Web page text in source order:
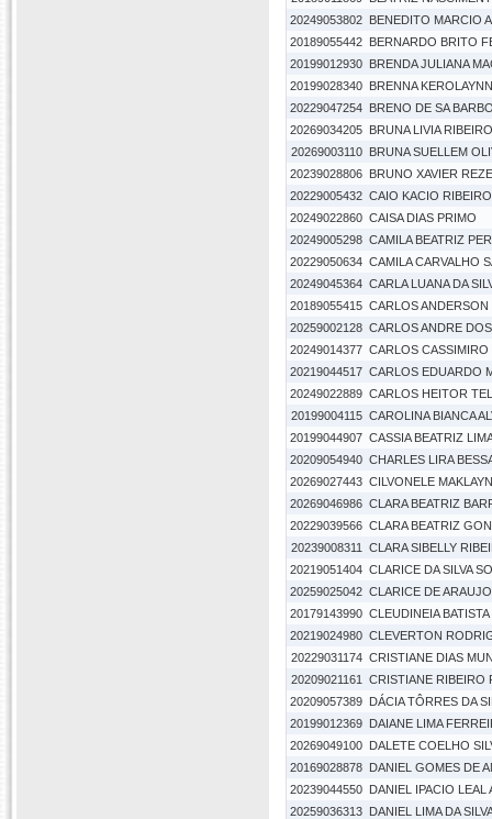
20249053802 BENEDITO MARCIO
20189055442 BERNARDO BRITO
20199012930 BRENDA JULIANA
20199028340 BRENNA
20229047254 BRENO DE SA
20269034205 BRUNA LIVIA
20269003110
BRUNA SUELLEM
20239028806 BRUNO XAVIER
20229005432 CAIO KACIO
20249022860 CAISA DIAS PRIMO
20249005298 CAMILA BEATRIZ
20229050634 CAMILA CARVALHO
20249045364 CARLA LUANA DA
20189055415 CARLOS ANDERSON
20259002128 CARLOS ANDRE
20249014377 CARLOS
20219044517 CARLOS EDUARDO
20249022889 CARLOS HEITOR
20199004115 CAROLINA BIANCA
20199044907 CASSIA BEATRIZ
20209054940 CHARLES LIRA
20269027443 CILVONELE
20269046986 CLARA BEATRIZ
20229039566 CLARA BEATRIZ
20239008311
CLARA SIBELLY
20219051404 CLARICE DA SILVA
20259025042 CLARICE DE
20179143990 CLEUDINEIA
20219024980 CLEVERTON
20229031174 CRISTIANE DIAS
20209021161
CRISTIANE RIBEIRO
20209057389 DÁCIA TÔRRES DA
20199012369 DAIANE LIMA
20269049100 DALETE COELHO
20169028878 DANIEL GOMES DE
20239044550 DANIEL IPACIO LEAL
20259036313 DANIEL LIMA DA